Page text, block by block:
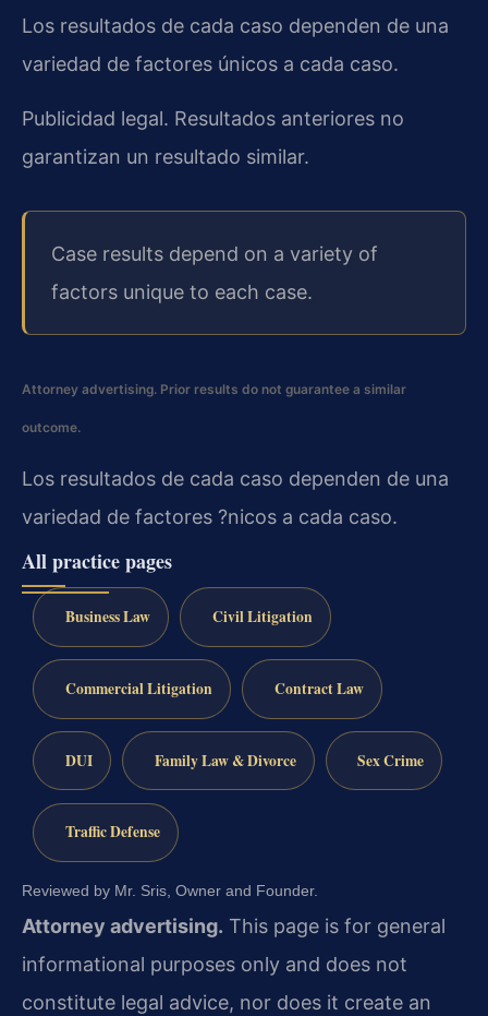
Los resultados de cada caso dependen de una
variedad de factores únicos a cada caso.
Publicidad legal. Resultados anteriores no
garantizan un resultado similar.
Case results depend on a variety of
factors unique to each case.
Attorney advertising. Prior results do not guarantee a similar
outcome.
Los resultados de cada caso dependen de una
variedad de factores ?nicos a cada caso.
All practice pages
Business Law Civil Litigation
Commercial Litigation Contract Law
DUI Family Law & Divorce Sex Crime
Traffic Defense
Reviewed by Mr. Sris, Owner and Founder.
Attorney advertising. This page is for general
informational purposes only and does not
constitute legal advice, nor does it create an